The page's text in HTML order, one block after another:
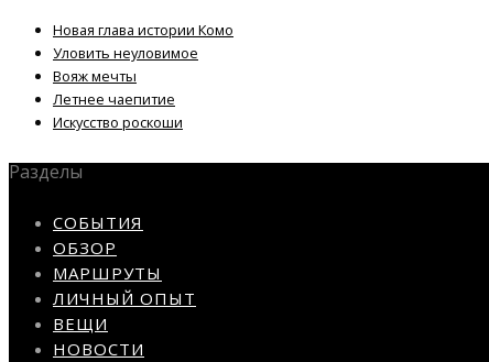
Новая глава истории Комо
Уловить неуловимое
Вояж мечты
Летнее чаепитие
Искусство роскоши
Разделы
СОБЫТИЯ
ОБЗОР
МАРШРУТЫ
ЛИЧНЫЙ ОПЫТ
ВЕЩИ
НОВОСТИ